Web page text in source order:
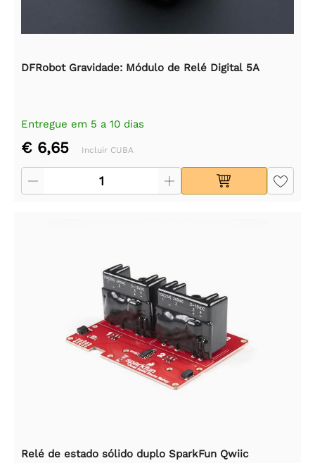
DFRobot Gravidade: Módulo de Relé Digital 5A
Entregue em 5 a 10 dias
€ 6,65 Incluir CUBA
Relé de estado sólido duplo SparkFun Qwiic